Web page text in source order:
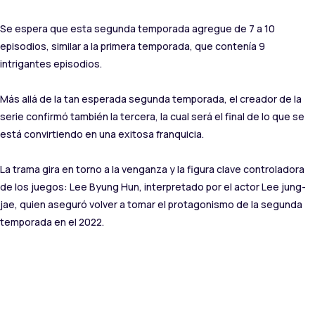
Se espera que esta segunda temporada agregue de 7 a 10
episodios, similar a la primera temporada, que contenía 9
intrigantes episodios.
Más allá de la tan esperada segunda temporada, el creador de la
serie confirmó también la tercera, la cual será el final de lo que se
está convirtiendo en una exitosa franquicia.
La trama gira en torno a la venganza y la figura clave controladora
de los juegos: Lee Byung Hun, interpretado por el actor Lee jung-
jae, quien aseguró volver a tomar el protagonismo de la segunda
temporada en el 2022.